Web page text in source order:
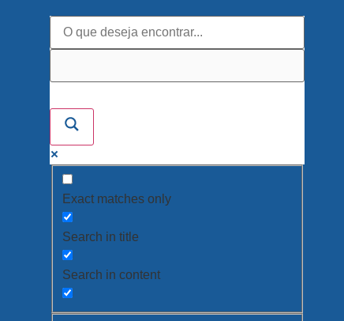
Exact matches only
Search in title
Search in content